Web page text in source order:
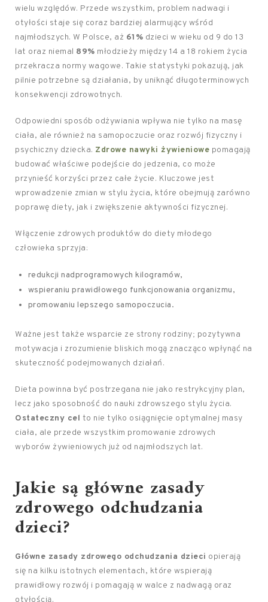
wielu względów. Przede wszystkim, problem nadwagi i
otyłości staje się coraz bardziej alarmujący wśród
najmłodszych. W Polsce, aż 61% dzieci w wieku od 9 do 13
lat oraz niemal 89% młodzieży między 14 a 18 rokiem życia
przekracza normy wagowe. Takie statystyki pokazują, jak
pilnie potrzebne są działania, by uniknąć długoterminowych
konsekwencji zdrowotnych.
Odpowiedni sposób odżywiania wpływa nie tylko na masę
ciała, ale również na samopoczucie oraz rozwój fizyczny i
psychiczny dziecka. Zdrowe nawyki żywieniowe pomagają
budować właściwe podejście do jedzenia, co może
przynieść korzyści przez całe życie. Kluczowe jest
wprowadzenie zmian w stylu życia, które obejmują zarówno
poprawę diety, jak i zwiększenie aktywności fizycznej.
Włączenie zdrowych produktów do diety młodego
człowieka sprzyja:
redukcji nadprogramowych kilogramów,
wspieraniu prawidłowego funkcjonowania organizmu,
promowaniu lepszego samopoczucia.
Ważne jest także wsparcie ze strony rodziny; pozytywna
motywacja i zrozumienie bliskich mogą znacząco wpłynąć na
skuteczność podejmowanych działań.
Dieta powinna być postrzegana nie jako restrykcyjny plan,
lecz jako sposobność do nauki zdrowszego stylu życia.
Ostateczny cel to nie tylko osiągnięcie optymalnej masy
ciała, ale przede wszystkim promowanie zdrowych
wyborów żywieniowych już od najmłodszych lat.
Jakie są główne zasady
zdrowego odchudzania
dzieci?
Główne zasady zdrowego odchudzania dzieci opierają
się na kilku istotnych elementach, które wspierają
prawidłowy rozwój i pomagają w walce z nadwagą oraz
otyłością.